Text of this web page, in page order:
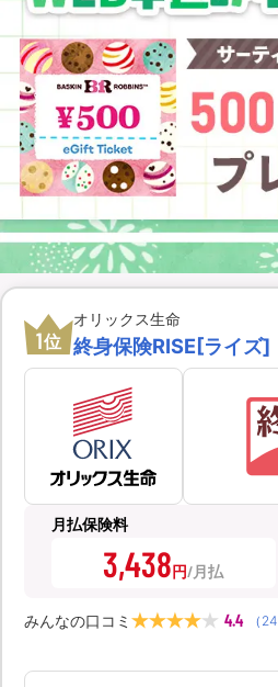
1位
オリックス生命
終身保険RISE[ライズ]
月払保険料
3,438円
みんなの口コミ 4.4 （ 24